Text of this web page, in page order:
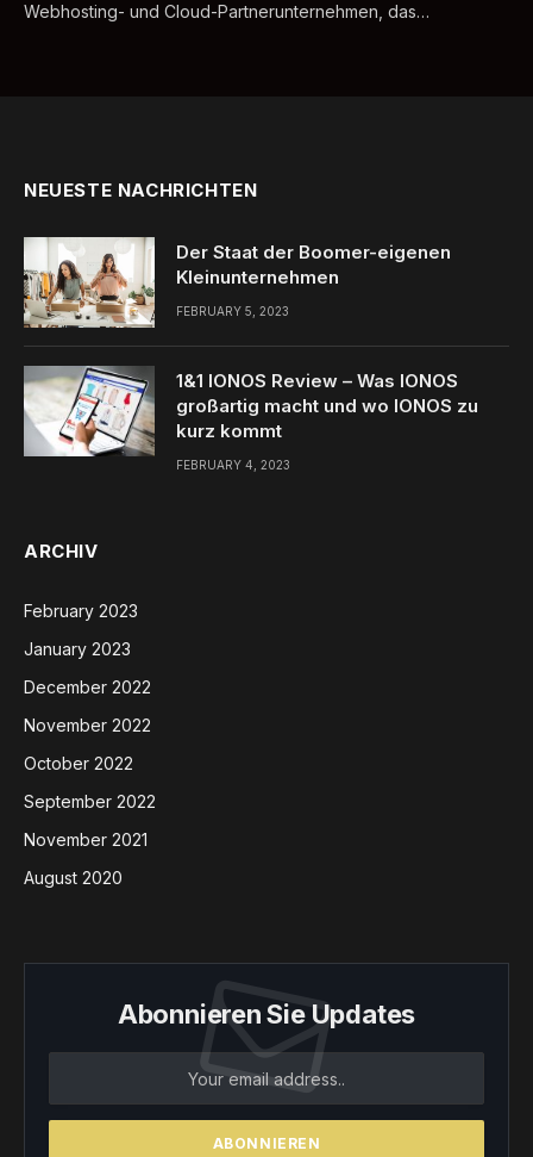
Webhosting- und Cloud-Partnerunternehmen, das…
NEUESTE NACHRICHTEN
Der Staat der Boomer-eigenen
Kleinunternehmen
FEBRUARY 5, 2023
1&1 IONOS Review – Was IONOS
großartig macht und wo IONOS zu
kurz kommt
FEBRUARY 4, 2023
ARCHIV
February 2023
January 2023
December 2022
November 2022
October 2022
September 2022
November 2021
August 2020
Abonnieren Sie Updates